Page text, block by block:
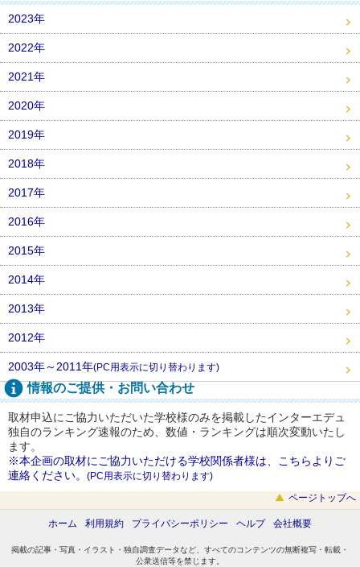
2023年
2022年
2021年
2020年
2019年
2018年
2017年
2016年
2015年
2014年
2013年
2012年
2003年～2011年(PC用表示に切り替わります)
情報のご提供・お問い合わせ
取材申込にご協力いただいた学校様のみを掲載したインターエデュ
独自のランキング速報のため、数値・ランキングは順次変動いたし
ます。
※本企画の取材にご協力いただける学校関係者様は、こちらよりご
連絡ください。 (PC用表示に切り替わります)
ページトップへ
ホーム 利用規約 プライバシーポリシー ヘルプ 会社概要
掲載の記事・写真・イラスト・独自調査データなど、すべてのコンテンツの無断複写・転載・
公衆送信等を禁じます。